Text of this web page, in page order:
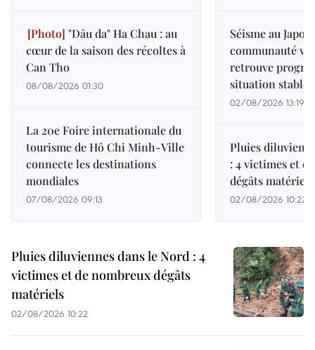
"Dâu da" Ha Chau : au
cœur de la saison des récoltes à
Can Tho
08/08/2026 01:30
La 20e Foire internationale du
tourisme de Hô Chi Minh-Ville
connecte les destinations
mondiales
07/08/2026 09:13
Séisme au
communauté
retrouve
situation stable
02/08/2026 13:19
Pluies
: 4 victimes et
dégâts matériels
02/08/2026 10:22
Pluies diluviennes dans le Nord : 4
victimes et de nombreux dégâts
matériels
02/08/2026 10:22